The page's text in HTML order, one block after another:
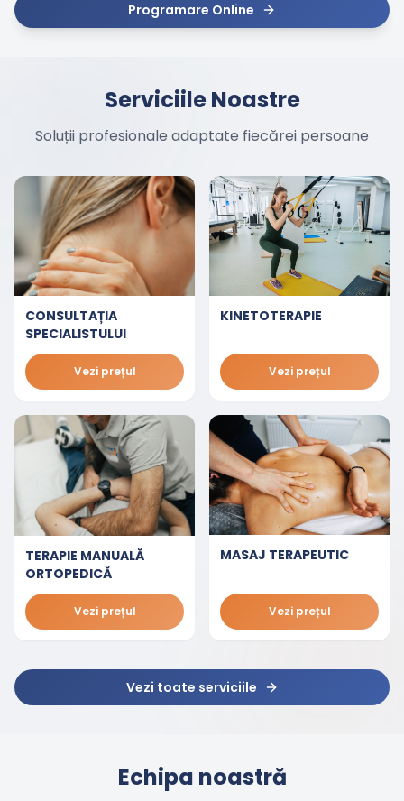
Programare Online
Serviciile Noastre
Soluții profesionale adaptate fiecărei persoane
CONSULTAȚIA
SPECIALISTULUI
Vezi prețul
KINETOTERAPIE
Vezi prețul
TERAPIE MANUALĂ
ORTOPEDICĂ
Vezi prețul
MASAJ TERAPEUTIC
Vezi prețul
Vezi toate serviciile
Echipa noastră